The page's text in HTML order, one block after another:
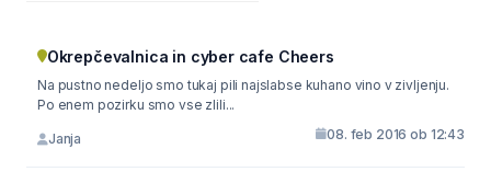
Okrepčevalnica in cyber cafe Cheers
Na pustno nedeljo smo tukaj pili najslabse kuhano vino v zivljenju.
Po enem pozirku smo vse zlili...
Janja 08. feb 2016 ob 12:43